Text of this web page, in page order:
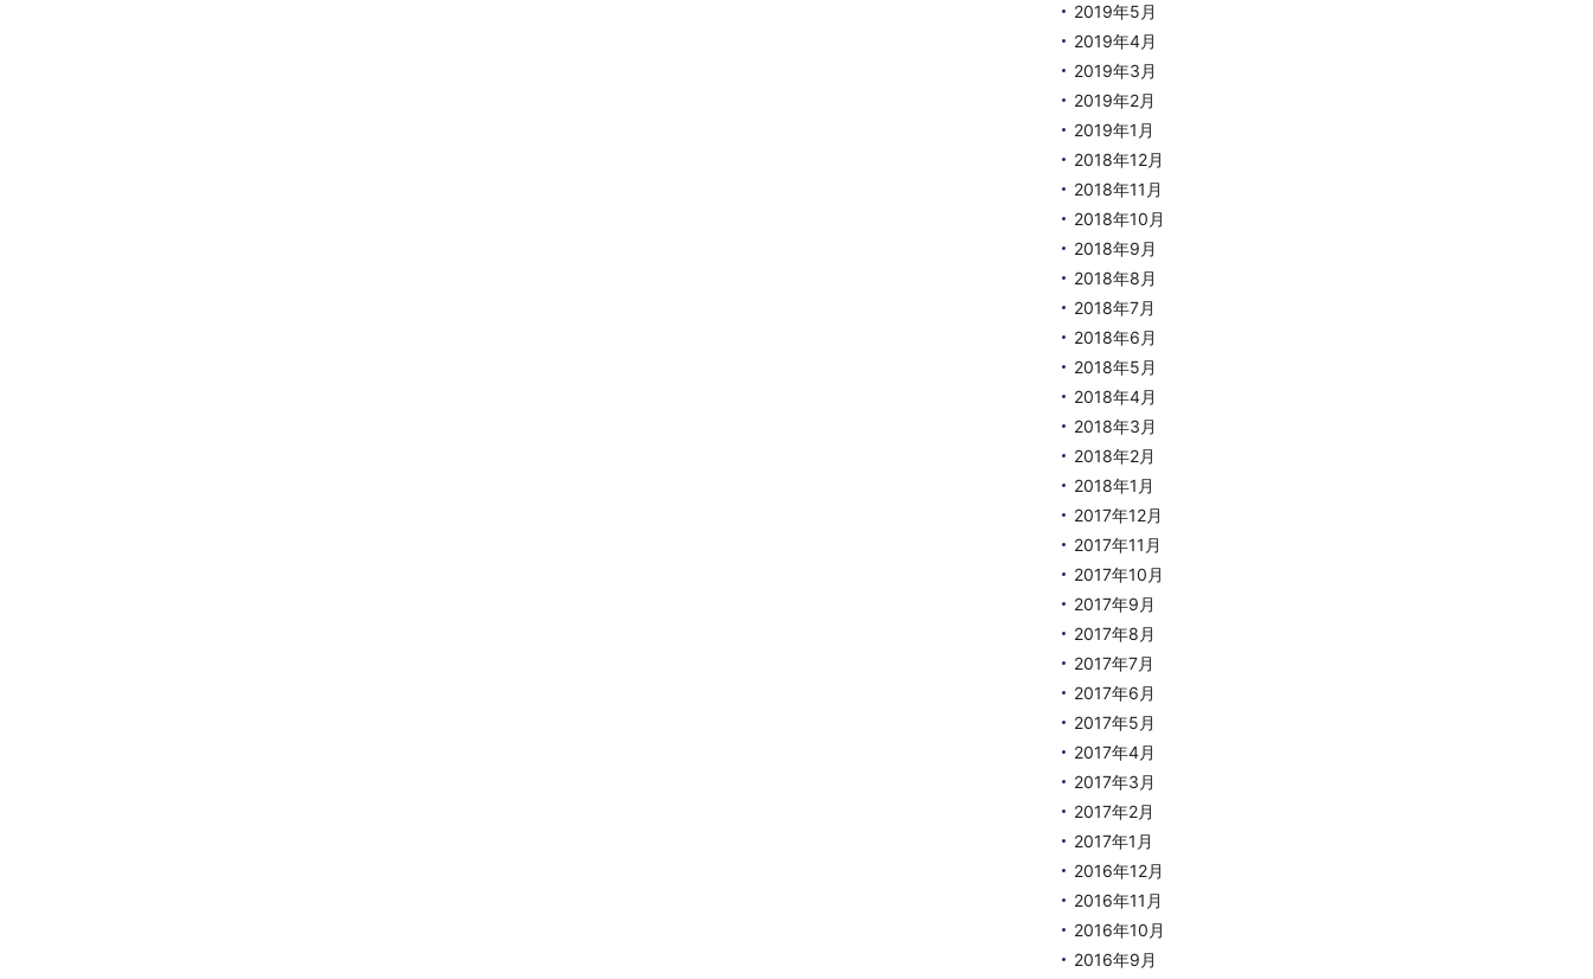
2019年5月
2019年4月
2019年3月
2019年2月
2019年1月
2018年12月
2018年11月
2018年10月
2018年9月
2018年8月
2018年7月
2018年6月
2018年5月
2018年4月
2018年3月
2018年2月
2018年1月
2017年12月
2017年11月
2017年10月
2017年9月
2017年8月
2017年7月
2017年6月
2017年5月
2017年4月
2017年3月
2017年2月
2017年1月
2016年12月
2016年11月
2016年10月
2016年9月